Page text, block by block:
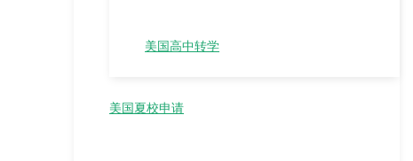
美国高中转学
美国夏校申请